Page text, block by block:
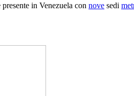
in Venezuela con nove sedi